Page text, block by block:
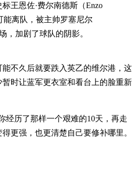
王恩佐·费尔南德斯（Enzo
能离队，被主帅罗塞尼尔
，加剧了球队的阴影。
不久后就要跌入英乙的维尔港，这
时让蓝军更衣室和看台上的脸重新
经历了那样一个艰难的10天，再走
更强，也更清楚自己要修补哪里。